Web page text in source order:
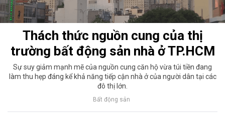
Thách thức nguồn cung của thị
trường bất động sản nhà ở TP.HCM
Sự suy giảm mạnh mẽ của nguồn cung căn hộ vừa túi tiền đang
làm thu hẹp đáng kể khả năng tiếp cận nhà ở của người dân tại các
đô thị lớn.
Bất động sản